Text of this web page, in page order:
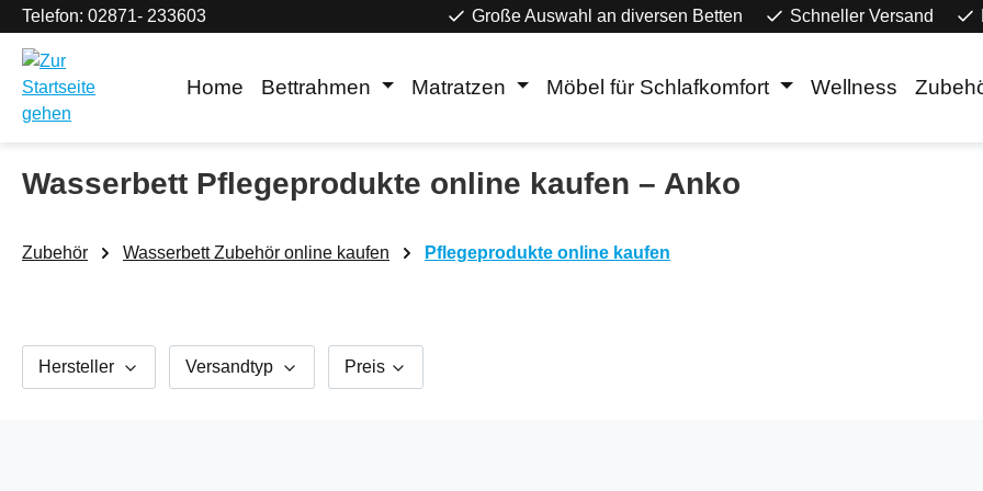
Hauptinhalt springen
Zur Suche springen
Zur Hauptnavigation springen
Telefon: 02871- 233603 Große Auswahl an diversen Betten Schneller Versand
Home Bettrahmen Matratzen Möbel für Schlafkomfort Wellness
Wasserbett Pflegeprodukte online kaufen – Anko
Zubehör Wasserbett Zubehör online kaufen Pflegeprodukte online kaufen
Hersteller Versandtyp Preis